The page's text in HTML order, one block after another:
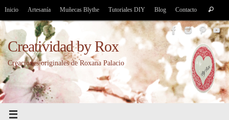
Saltar
contenido
Inicio Artesanía Muñecas Blythe Tutoriales DIY Blog Contacto Buscar
Creatividad by Rox
Creaciones originales de Roxana Palacio